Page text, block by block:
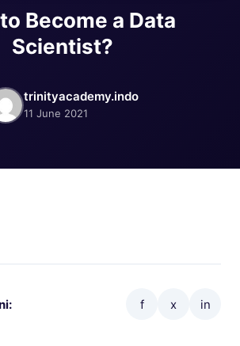
Become a Data
Scientist?
trinityacademy.indo
11 June 2021
f x in